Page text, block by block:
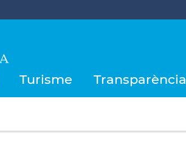
Turisme Transparència